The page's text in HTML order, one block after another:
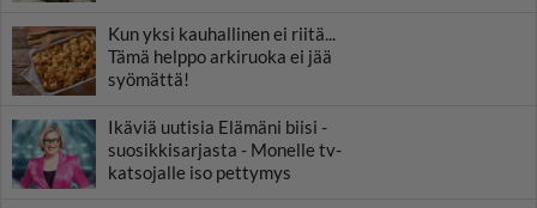
Kun yksi kauhallinen ei riitä...
Tämä helppo arkiruoka ei jää
syömättä!
Ikäviä uutisia Elämäni biisi -
suosikkisarjasta - Monelle tv-
katsojalle iso pettymys